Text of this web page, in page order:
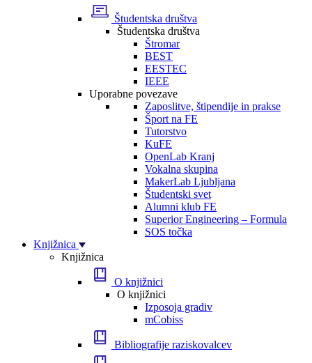
Študentska društva
Študentska društva
Štromar
BEST
EESTEC
IEEE
Uporabne povezave
Zaposlitve, štipendije in prakse
Šport na FE
Tutorstvo
KuFE
OpenLab Kranj
Vokalna skupina
MakerLab Ljubljana
Študentski svet
Alumni klub FE
Superior Engineering – Formula
SOS točka
Knjižnica
Knjižnica
O knjižnici
O knjižnici
Izposoja gradiv
mCobiss
Bibliografije raziskovalcev